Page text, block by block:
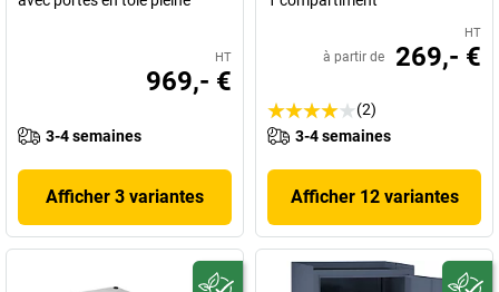
HT
969,- €
3-4 semaines
Afficher 3 variantes
HT
à partir de 269,- €
(2)
3-4 semaines
Afficher 12 variantes